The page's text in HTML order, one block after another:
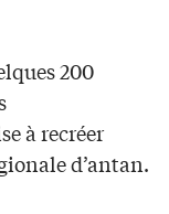
200
à recréer
d’antan.